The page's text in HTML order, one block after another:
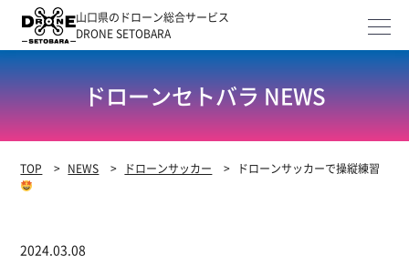
山口県のドローン総合サービス
DRONE SETOBARA
ドローンセトバラ NEWS
TOP > NEWS > ドローンサッカー > ドローンサッカーで操縦練習
2024.03.08